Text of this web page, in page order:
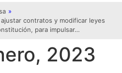
»
ajustar contratos y modificar leyes
para impulsar…
2023